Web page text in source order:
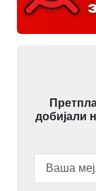
добијали